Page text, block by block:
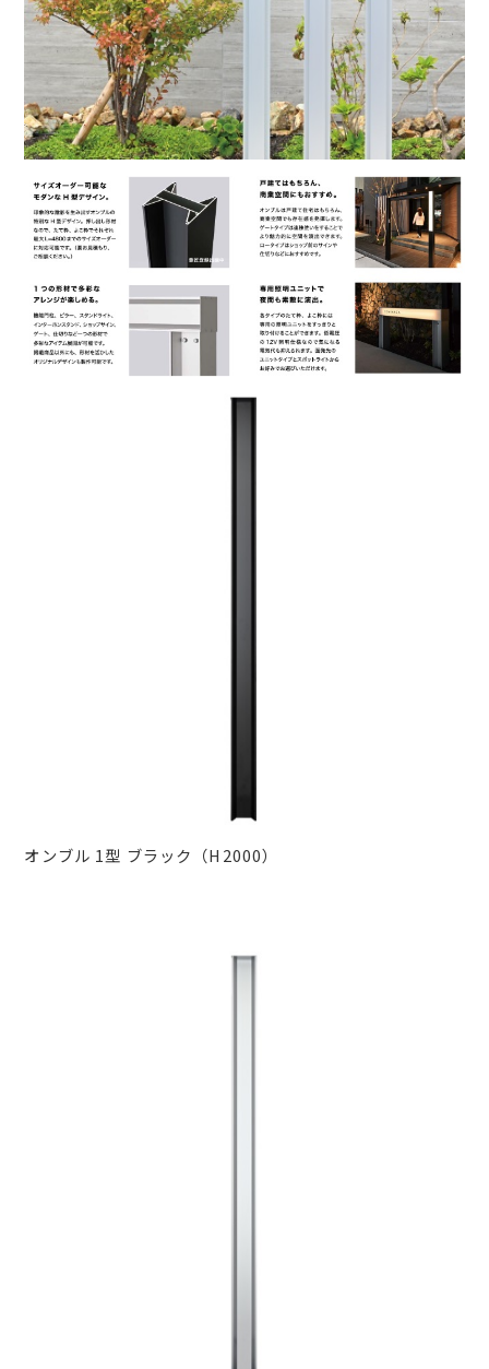
オンブル 1型 ブラック（H2000）